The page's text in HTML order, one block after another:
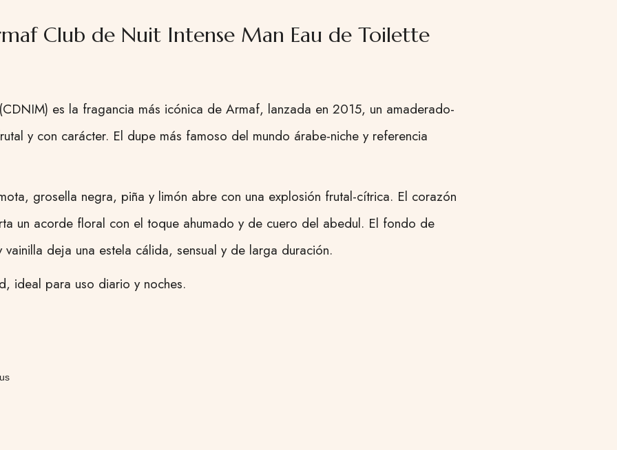
Club de Nuit Intense Man Eau de Toilette
es la fragancia más icónica de Armaf, lanzada en 2015, un amaderado-
y con carácter. El dupe más famoso del mundo árabe-niche y referencia
grosella negra, piña y limón abre con una explosión frutal-cítrica. El corazón
un acorde floral con el toque ahumado y de cuero del abedul. El fondo de
deja una estela cálida, sensual y de larga duración.
ideal para uso diario y noches.